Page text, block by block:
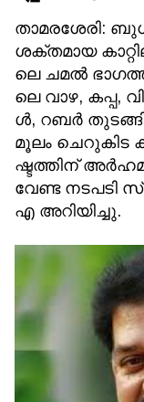
താ​മ​ര​ശേ​രി:
ശ​ക്ത​മാ​യ
ലെ ച​മ​ല്‍
ലെ വാ​ഴ, ക​പ്പ,
ള്‍, റ​ബ​ര്‍
മൂ​ലം ചെ​റു​കി​ട
ഷ്ട​ത്തി​ന്
വേ​ണ്ട ന​ട​പ​ടി
എ അ​റി​യി​ച്ചു.